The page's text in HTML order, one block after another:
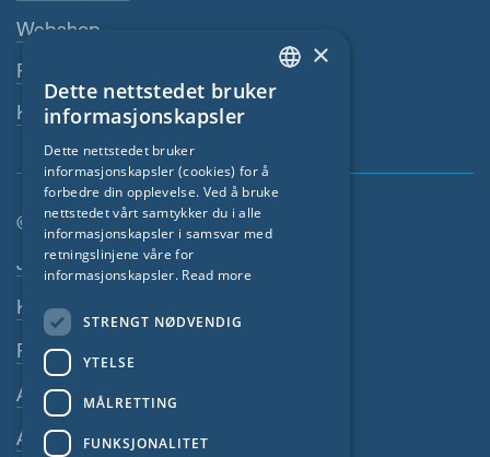
Webshop
Fagforhandler
Kontaktperson
© SIGA 2026
Footer navigasjon
Jobber
Kontakt
Personvernerklæring
Avtrykk
Alminnelige Vilkår
ENGLISH
FRENCH
×
Dette nettstedet bruker
informasjonskapsler
Dette nettstedet bruker
informasjonskapsler (cookies) for å
forbedre din opplevelse. Ved å bruke
nettstedet vårt samtykker du i alle
informasjonskapsler i samsvar med
retningslinjene våre for
informasjonskapsler. Read more
STRENGT NØDVENDIG
YTELSE
MÅLRETTING
FUNKSJONALITET